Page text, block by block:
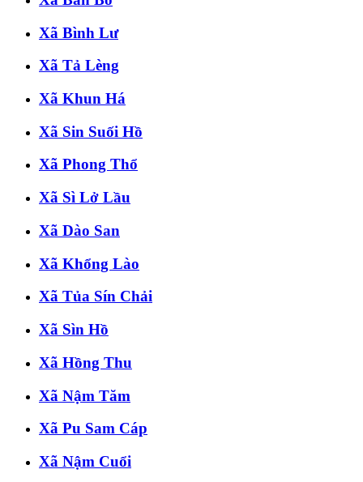
Xã Bình Lư
Xã Tả Lèng
Xã Khun Há
Xã Sin Suối Hồ
Xã Phong Thổ
Xã Sì Lở Lầu
Xã Dào San
Xã Khổng Lào
Xã Tủa Sín Chải
Xã Sìn Hồ
Xã Hồng Thu
Xã Nậm Tăm
Xã Pu Sam Cáp
Xã Nậm Cuổi